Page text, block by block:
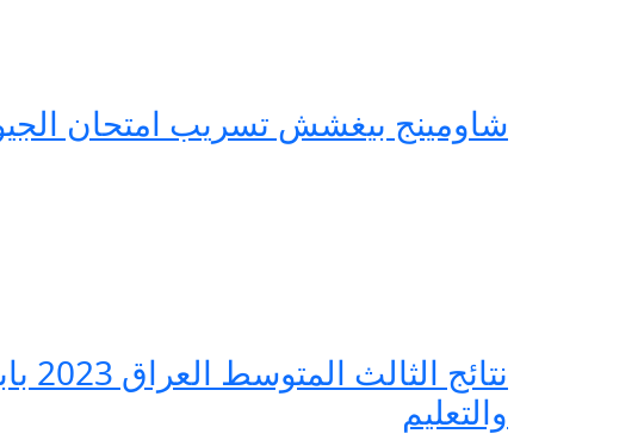
شاومينج بيغشش تسريب امتحان الجيولوجيا
والتعليم